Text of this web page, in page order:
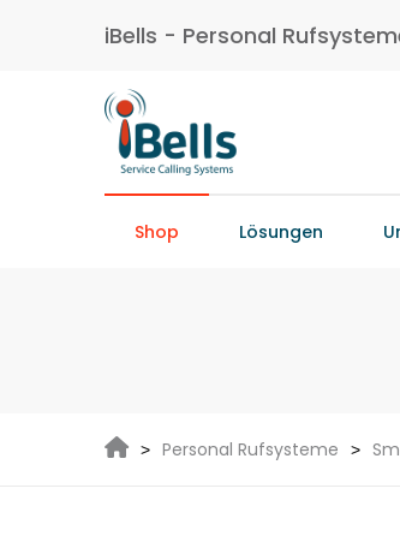
iBells - Personal
Shop Lösungen
Personal Rufsysteme